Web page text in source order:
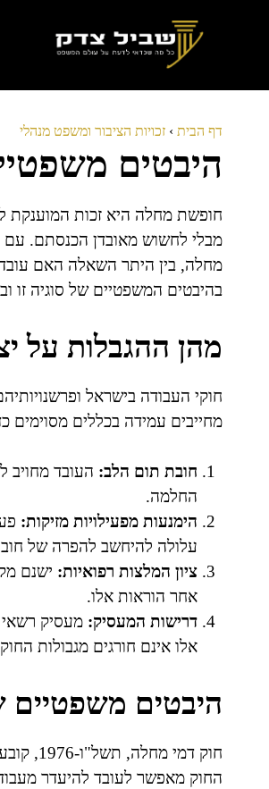
דף הבית › זכויות הציבור ומשפט מנהלי
היבטים
חופשת מחלה היא זכות המוענקת
מבלי לחשוש מאובדן הכנסתם. עם
מחלה, בין היתר השאלה האם
בהיבטים המשפטיים של סוגיה זו
מהן ההגבלות על
חוקי העבודה בישראל
מחייבים עמידה בכללים מסוימים
חובת תום הלב: העובד מחויב
החלמה.
הימנעות מפעילויות מזיקות:
עלולה להיחשב להפרה של
ציון המלצות רפואיות: ישנם
אחר הוראות אלו.
דרישות המעסיק: מעסיק רשאי
אלו אינם חורגים מגבולות
היבטים
חוק
החוק מאפשר לעובד להיעדר